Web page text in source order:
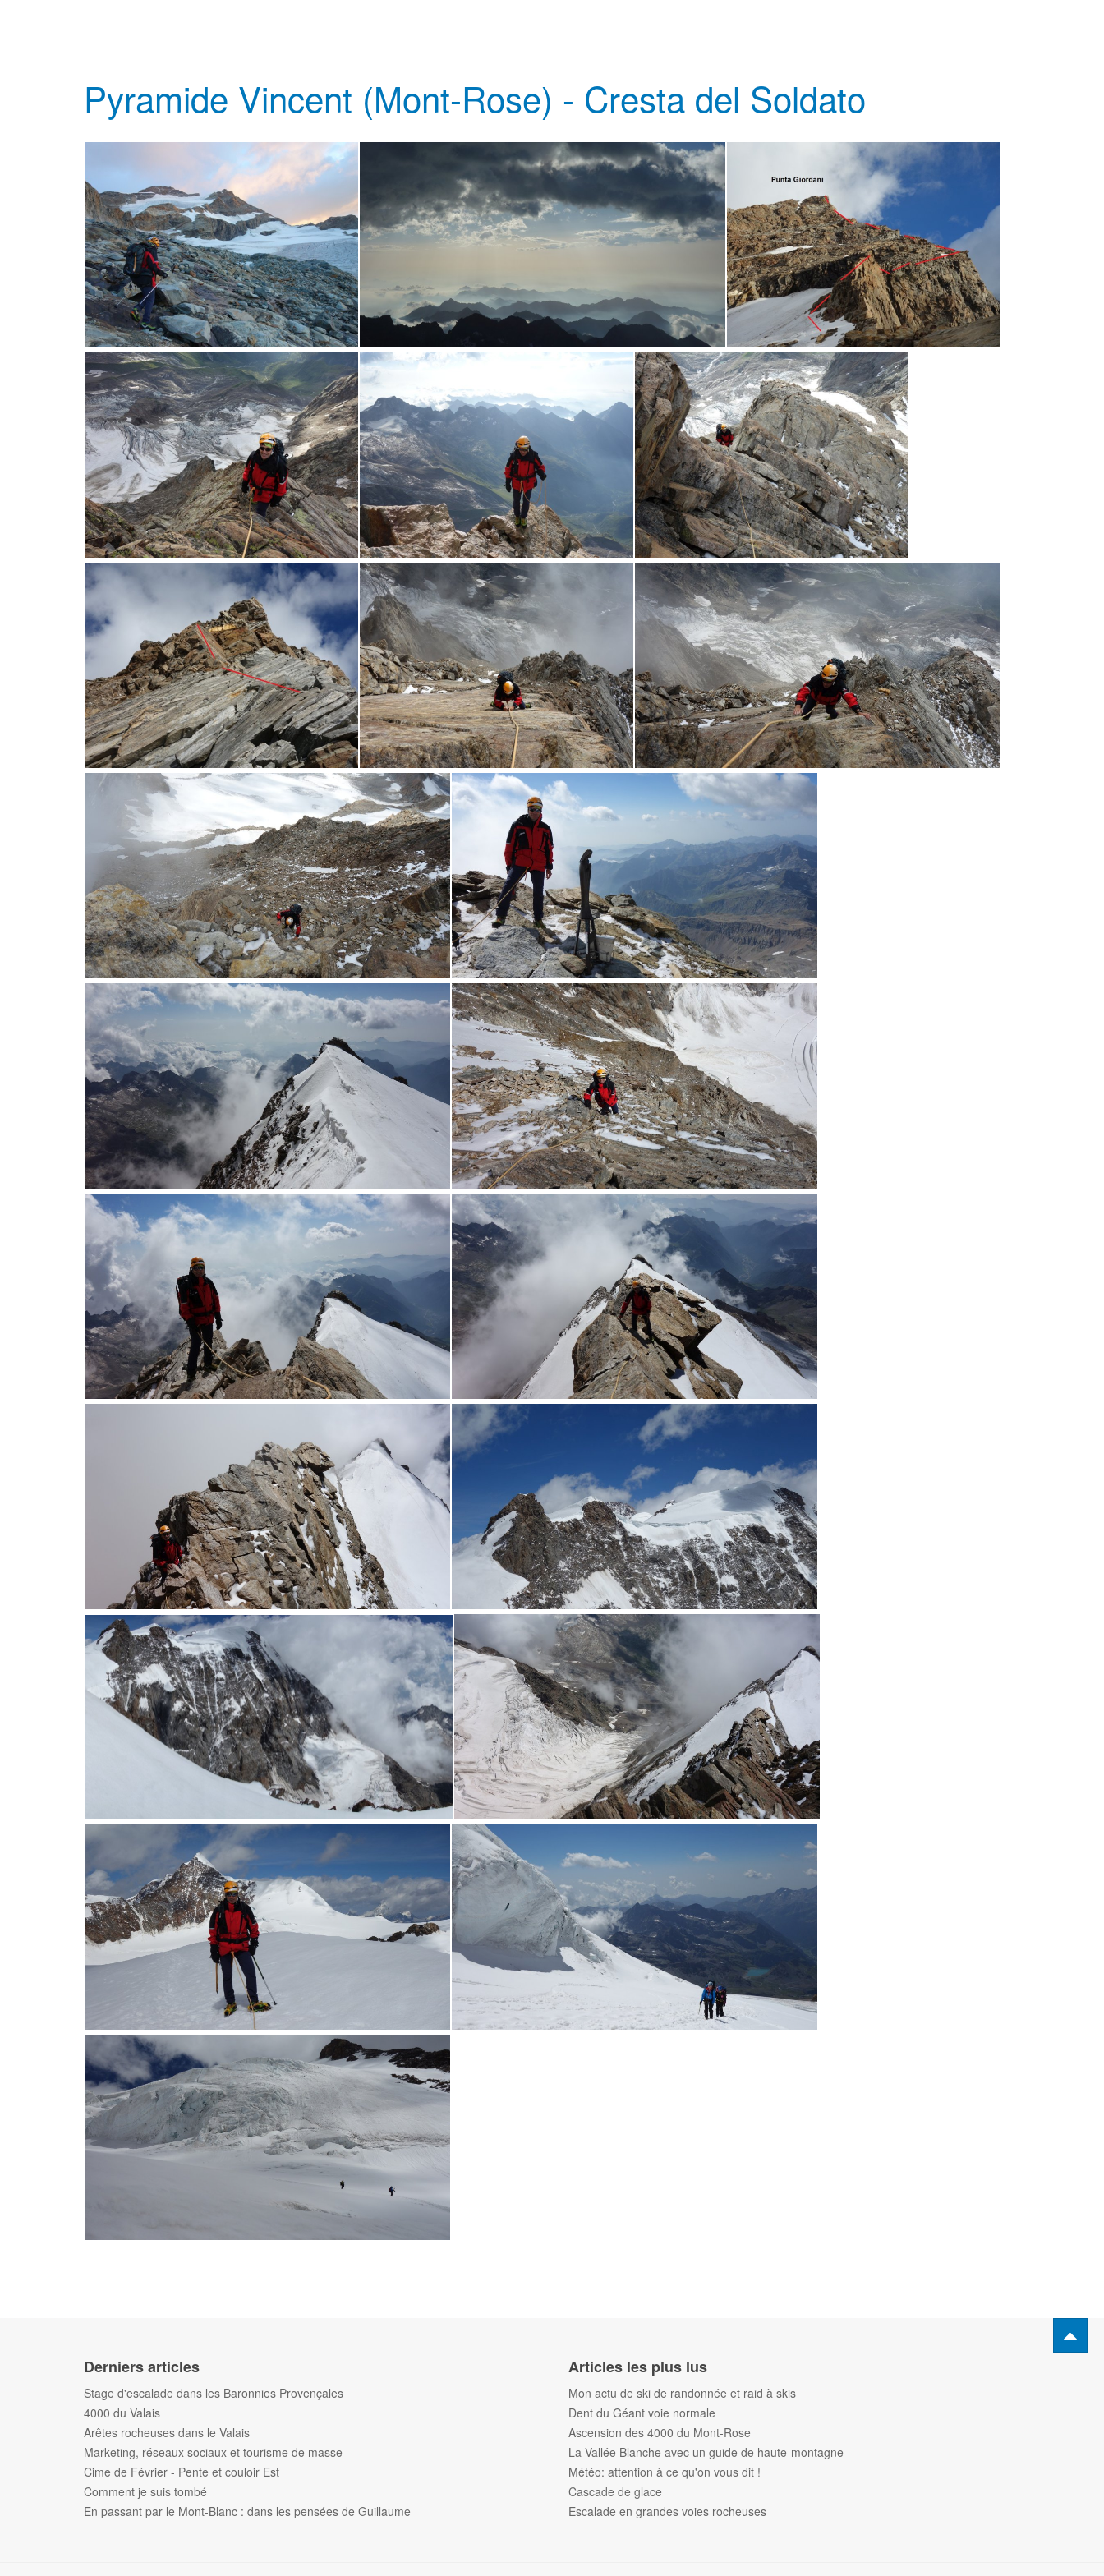
Pyramide Vincent (Mont-Rose) - Cresta del Soldato
Derniers articles
Stage d'escalade dans les Baronnies Provençales
4000 du Valais
Arêtes rocheuses dans le Valais
Marketing, réseaux sociaux et tourisme de masse
Cime de Février - Pente et couloir Est
Comment je suis tombé
En passant par le Mont-Blanc : dans les pensées de Guillaume
Articles les plus lus
Mon actu de ski de randonnée et raid à skis
Dent du Géant voie normale
Ascension des 4000 du Mont-Rose
La Vallée Blanche avec un guide de haute-montagne
Météo: attention à ce qu'on vous dit !
Cascade de glace
Escalade en grandes voies rocheuses